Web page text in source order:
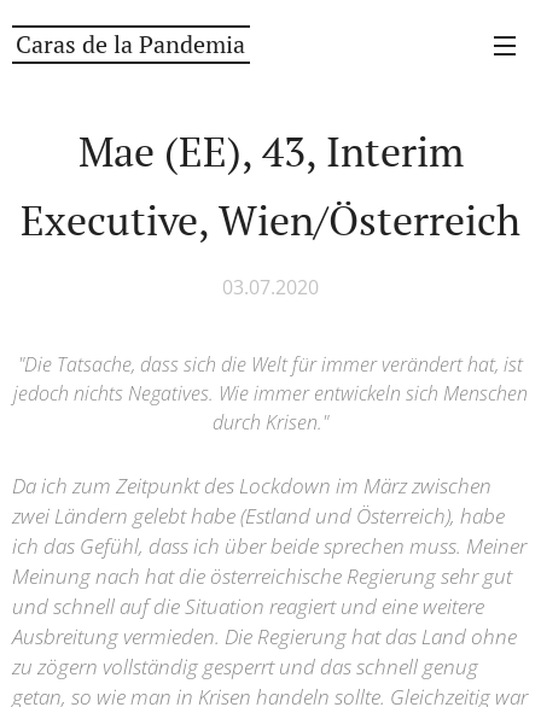
Caras de la Pandemia
Mae (EE), 43, Interim
Executive, Wien/Österreich
03.07.2020
"Die Tatsache, dass sich die Welt für immer verändert hat, ist
jedoch nichts Negatives. Wie immer entwickeln sich Menschen
durch Krisen."
Da ich zum Zeitpunkt des Lockdown im März zwischen
zwei Ländern gelebt habe (Estland und Österreich), habe
ich das Gefühl, dass ich über beide sprechen muss. Meiner
Meinung nach hat die österreichische Regierung sehr gut
und schnell auf die Situation reagiert und eine weitere
Ausbreitung vermieden. Die Regierung hat das Land ohne
zu zögern vollständig gesperrt und das schnell genug
getan, so wie man in Krisen handeln sollte. Gleichzeitig war